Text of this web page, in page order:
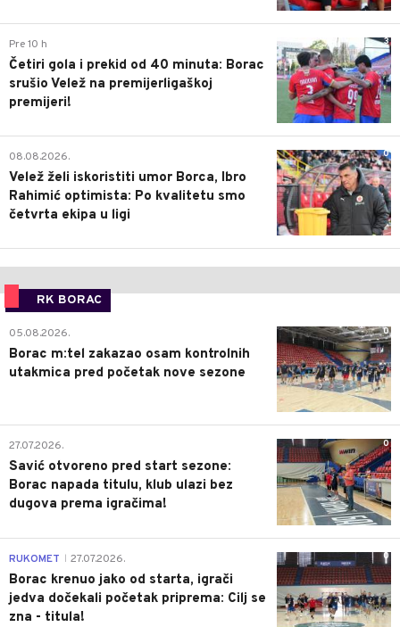
3
Pre 10 h
Četiri gola i prekid od 40 minuta: Borac
srušio Velež na premijerligaškoj
premijeri!
0
08.08.2026.
Velež želi iskoristiti umor Borca, Ibro
Rahimić optimista: Po kvalitetu smo
četvrta ekipa u ligi
RK BORAC
0
05.08.2026.
Borac m:tel zakazao osam kontrolnih
utakmica pred početak nove sezone
0
27.07.2026.
Savić otvoreno pred start sezone:
Borac napada titulu, klub ulazi bez
dugova prema igračima!
0
RUKOMET 27.07.2026.
Borac krenuo jako od starta, igrači
jedva dočekali početak priprema: Cilj se
zna - titula!